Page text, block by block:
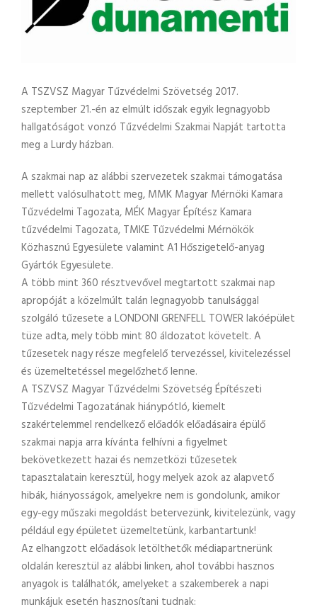
A TSZVSZ Magyar Tűzvédelmi Szövetség 2017.
szeptember 21.-én az elmúlt időszak egyik legnagyobb
hallgatóságot vonzó Tűzvédelmi Szakmai Napját tartotta
meg a Lurdy házban.
A szakmai nap az alábbi szervezetek szakmai támogatása
mellett valósulhatott meg, MMK Magyar Mérnöki Kamara
Tűzvédelmi Tagozata, MÉK Magyar Építész Kamara
tűzvédelmi Tagozata, TMKE Tűzvédelmi Mérnökök
Közhasznú Egyesülete valamint A1 Hőszigetelő-anyag
Gyártók Egyesülete.
A több mint 360 résztvevővel megtartott szakmai nap
apropóját a közelmúlt talán legnagyobb tanulsággal
szolgáló tűzesete a LONDONI GRENFELL TOWER lakóépület
tüze adta, mely több mint 80 áldozatot követelt. A
tűzesetek nagy része megfelelő tervezéssel, kivitelezéssel
és üzemeltetéssel megelőzhető lenne.
A TSZVSZ Magyar Tűzvédelmi Szövetség Építészeti
Tűzvédelmi Tagozatának hiánypótló, kiemelt
szakértelemmel rendelkező előadók előadásaira épülő
szakmai napja arra kívánta felhívni a figyelmet
bekövetkezett hazai és nemzetközi tűzesetek
tapasztalatain keresztül, hogy melyek azok az alapvető
hibák, hiányosságok, amelyekre nem is gondolunk, amikor
egy-egy műszaki megoldást betervezünk, kivitelezünk, vagy
például egy épületet üzemeltetünk, karbantartunk!
Az elhangzott előadások letölthetők médiapartnerünk
oldalán keresztül az alábbi linken, ahol további hasznos
anyagok is találhatók, amelyeket a szakemberek a napi
munkájuk esetén hasznosítani tudnak: